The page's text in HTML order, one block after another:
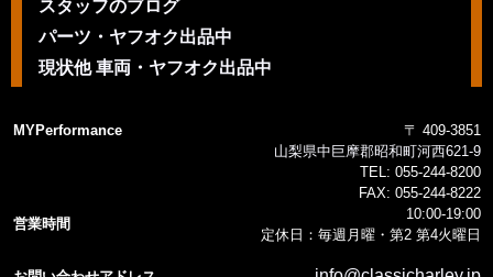
スタッフのブログ
パーツ・ヤフオク出品中
現状他 車両・ヤフオク出品中
MYPerformance
〒 409-3851
山梨県中巨摩郡昭和町河西621-9
TEL: 055-244-8200
FAX: 055-244-8222
営業時間
10:00-19:00
定休日：毎週月曜・第2 第4火曜日